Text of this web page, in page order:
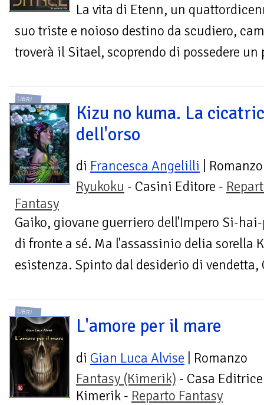
La vita di Etenn, un
suo triste e noioso destino da scudiero,
troverà il Sitael, scoprendo di possedere
LIBRI
Kizu no kuma. La
dell'orso
di Francesca Angelilli | Romanzo
Ryukoku - Casini Editore -
Fantasy
Gaiko, giovane guerriero dell'Impero Si-
di fronte a sé. Ma l'assassinio delia sorella
esistenza. Spinto dal desiderio di vendetta,
LIBRI
L'amore per il mare
di Gian Luca Alvise | Romanzo
Fantasy (Kimerik) - Casa Editrice
Kimerik - Reparto Fantasy